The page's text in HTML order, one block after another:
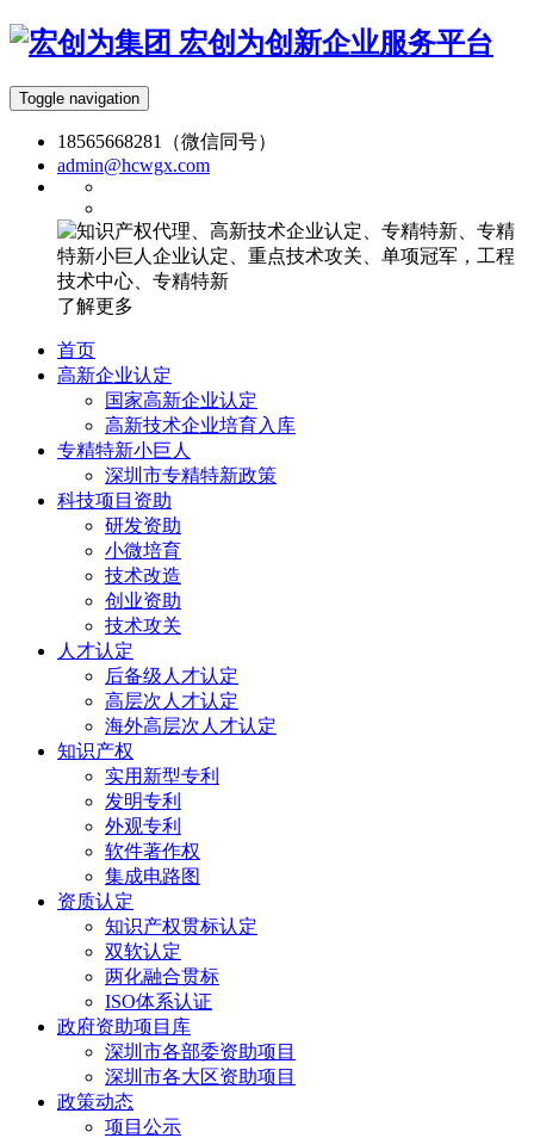
宏创为创新企业服务平台
Toggle navigation
18565668281（微信同号）
admin@hcwgx.com
了解更多
首页
高新企业认定
国家高新企业认定
高新技术企业培育入库
专精特新小巨人
深圳市专精特新政策
科技项目资助
研发资助
小微培育
技术改造
创业资助
技术攻关
人才认定
后备级人才认定
高层次人才认定
海外高层次人才认定
知识产权
实用新型专利
发明专利
外观专利
软件著作权
集成电路图
资质认定
知识产权贯标认定
双软认定
两化融合贯标
ISO体系认证
政府资助项目库
深圳市各部委资助项目
深圳市各大区资助项目
政策动态
项目公示